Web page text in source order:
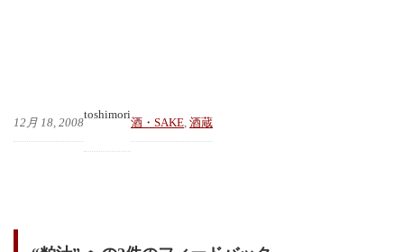
12月 18, 2008
toshimori
酒・SAKE 酒蔵